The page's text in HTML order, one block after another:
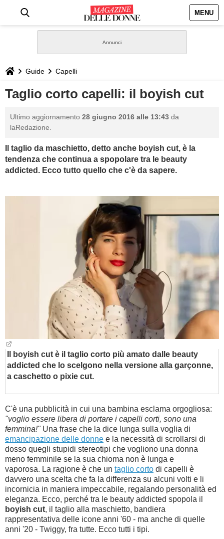
MENU
STILE
BIOGRAFIE
GASTRONOMIA
Guide Capelli
Taglio corto capelli: il boyish cut
Ultimo aggiornamento 28 giugno 2016 alle 13:43 da
laRedazione.
Il taglio da maschietto, detto anche boyish cut, è la
tendenza che continua a spopolare tra le beauty
addicted. Ecco tutto quello che c'è da sapere.
Il boyish cut è il taglio corto più amato dalle beauty
addicted che lo scelgono nella versione alla garçonne,
a caschetto o pixie cut.
C'è una pubblicità in cui una bambina esclama orgogliosa:
"voglio essere libera di portare i capelli corti, sono una
femmina!"Una frase che la dice lunga sulla voglia di
emancipazione delle donne e la necessità di scrollarsi di
dosso quegli stupidi stereotipi che vogliono una donna
meno femminile se la sua chioma non è lunga e
vaporosa. La ragione è che un taglio corto di capelli è
davvero una scelta che fa la differenza su alcuni volti e li
incornicia in maniera impeccabile, regalando personalità ed
eleganza. Ecco, perché tra le beauty addicted spopola il
boyish cut, il taglio alla maschietto, bandiera
rappresentativa delle icone anni '60 - ma anche di quelle
anni '20 - Twiggy, fra tutte. Ecco tutti i tipi.